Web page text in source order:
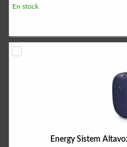
En stock
Energy Sistem